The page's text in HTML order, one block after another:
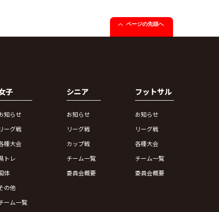
ページの先頭へ
子
知らせ
リーグ戦
種大会
トレ
体
の他
ーム一覧
シニア
お知らせ
リーグ戦
カップ戦
チーム一覧
委員会概要
フットサル
お知らせ
リーグ戦
各種大会
チーム一覧
委員会概要